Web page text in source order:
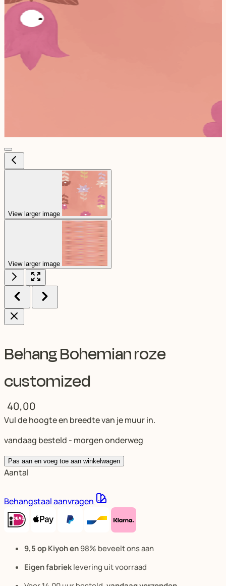
View larger image
View larger image
Behang Bohemian roze
customized
40,00
Vul de hoogte en breedte van je muur in.
vandaag besteld - morgen onderweg
Pas aan en voeg toe aan winkelwagen
Aantal
Behangstaal aanvragen
9,5 op Kiyoh en98% beveelt ons aan
Eigen fabrieklevering uit voorraad